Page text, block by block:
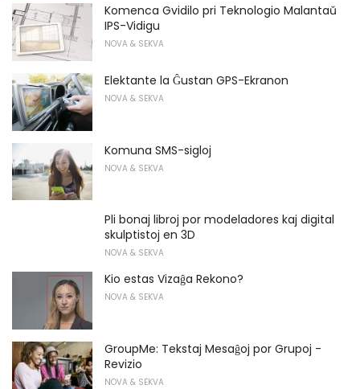
Komenca Gvidilo pri Teknologio Malantaŭ
IPS-Vidigu
NOVA & SEKVA
Elektante la Ĝustan GPS-Ekranon
NOVA & SEKVA
Komuna SMS-sigloj
NOVA & SEKVA
Pli bonaj libroj por modeladores kaj digital
skulptistoj en 3D
NOVA & SEKVA
Kio estas Vizaĝa Rekono?
NOVA & SEKVA
GroupMe: Tekstaj Mesaĝoj por Grupoj -
Revizio
NOVA & SEKVA